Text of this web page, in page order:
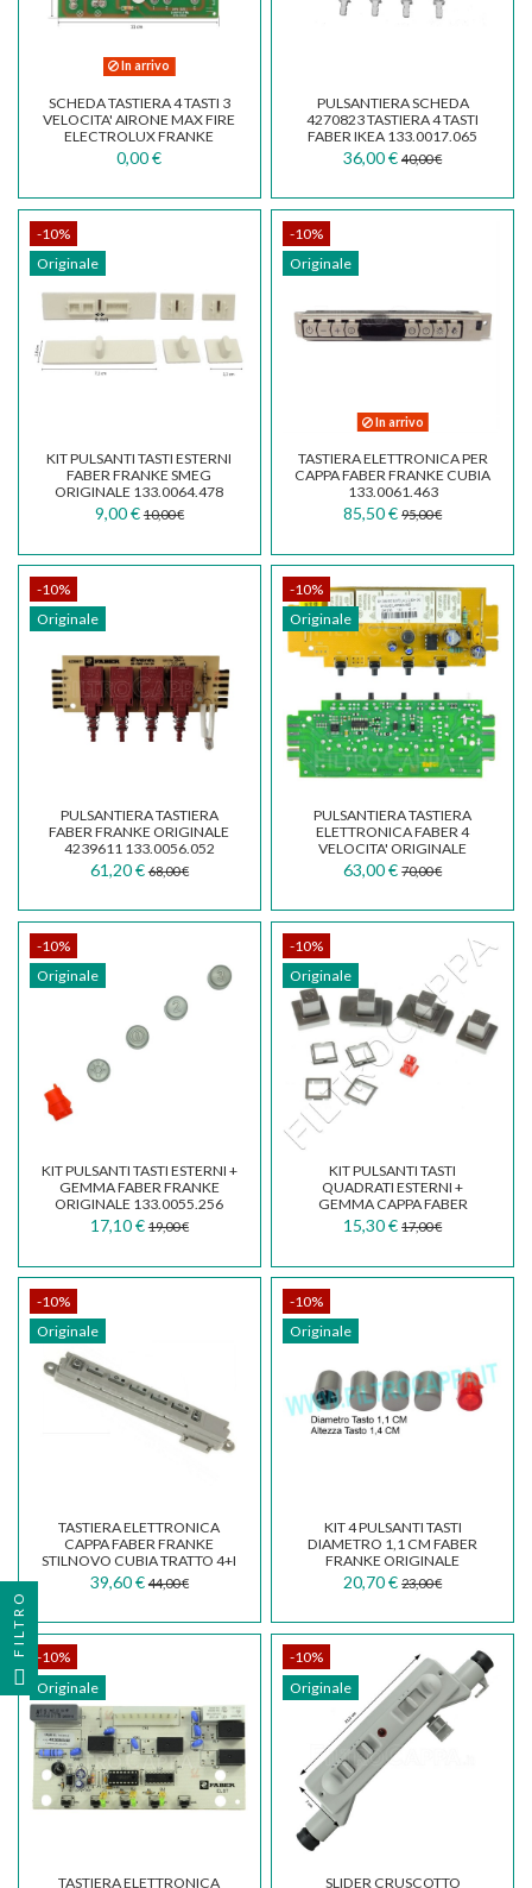
In arrivo
SCHEDA TASTIERA 4 TASTI 3
VELOCITA' AIRONE MAX FIRE
ELECTROLUX FRANKE
GALVAMET DIADRE...
0,00 €
PULSANTIERA SCHEDA
4270823 TASTIERA 4 TASTI
FABER IKEA 133.0017.065
36,00 € 40,00 €
-10%
Originale
KIT PULSANTI TASTI ESTERNI
FABER FRANKE SMEG
ORIGINALE 133.0064.478
9,00 € 10,00 €
-10%
Originale
In arrivo
TASTIERA ELETTRONICA PER
CAPPA FABER FRANKE CUBIA
133.0061.463
85,50 € 95,00 €
-10%
Originale
PULSANTIERA TASTIERA
FABER FRANKE ORIGINALE
4239611 133.0056.052
61,20 € 68,00 €
-10%
Originale
PULSANTIERA TASTIERA
ELETTRONICA FABER 4
VELOCITA' ORIGINALE
133.0157.449
63,00 € 70,00 €
-10%
Originale
KIT PULSANTI TASTI ESTERNI +
GEMMA FABER FRANKE
ORIGINALE 133.0055.256
17,10 € 19,00 €
-10%
Originale
KIT PULSANTI TASTI
QUADRATI ESTERNI +
GEMMA CAPPA FABER
133.0056.988
15,30 € 17,00 €
-10%
Originale
TASTIERA ELETTRONICA
CAPPA FABER FRANKE
STILNOVO CUBIA TRATTO 4+I
133.0387.567
39,60 € 44,00 €
-10%
Originale
KIT 4 PULSANTI TASTI
DIAMETRO 1,1 CM FABER
FRANKE ORIGINALE
133.0056.191
20,70 € 23,00 €
-10%
Originale
TASTIERA ELETTRONICA
-10%
Originale
SLIDER CRUSCOTTO
FILTRO